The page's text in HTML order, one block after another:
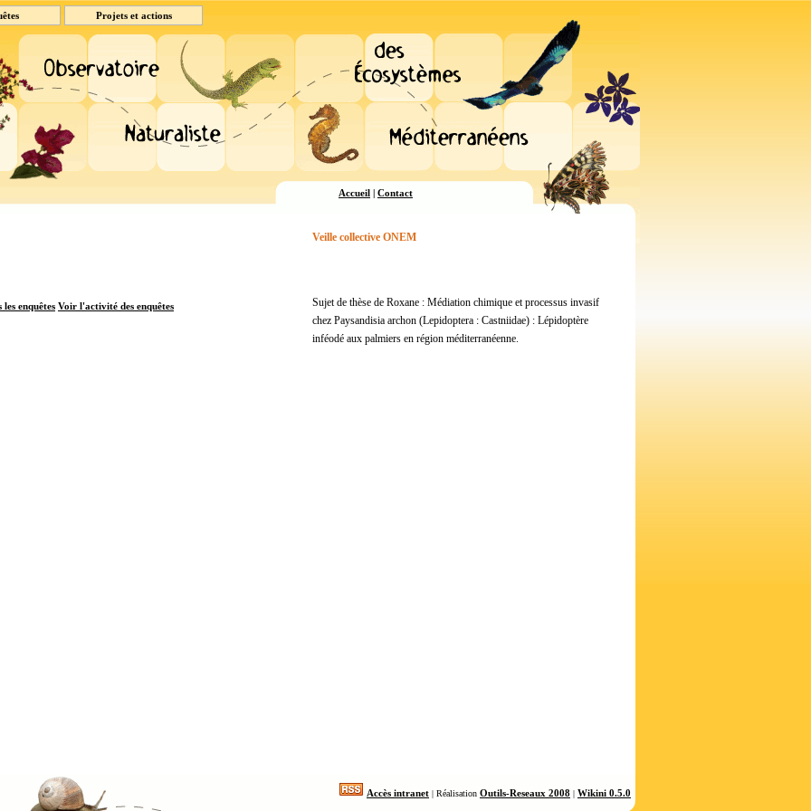
Projets et actions
Accueil | Contact
les enquêtes Voir l'activité des enquêtes
Veille collective ONEM
Sujet de thèse de Roxane : Médiation chimique et processus invasif
chez Paysandisia archon (Lepidoptera : Castniidae) : Lépidoptère
inféodé aux palmiers en région méditerranéenne.
Accès intranet | Réalisation Outils-Reseaux 2008 | Wikini 0.5.0